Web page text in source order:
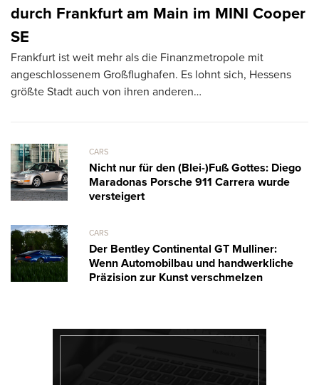
durch Frankfurt am Main im MINI Cooper
SE
Frankfurt ist weit mehr als die Finanzmetropole mit
angeschlossenem Großflughafen. Es lohnt sich, Hessens
größte Stadt auch von ihren anderen…
CARS
Nicht nur für den (Blei-)Fuß Gottes: Diego
Maradonas Porsche 911 Carrera wurde
versteigert
CARS
Der Bentley Continental GT Mulliner:
Wenn Automobilbau und handwerkliche
Präzision zur Kunst verschmelzen